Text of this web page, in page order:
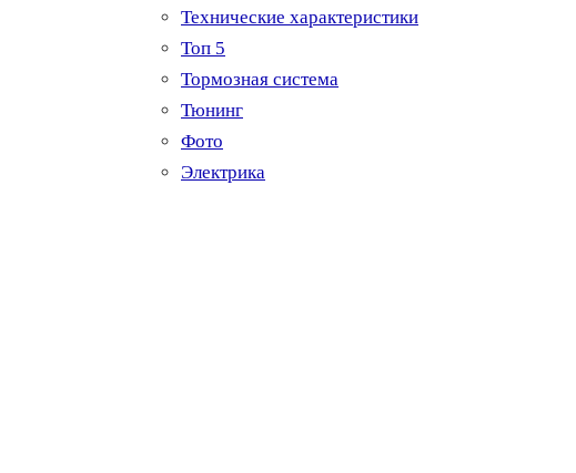
Технические характеристики
Топ 5
Тормозная система
Тюнинг
Фото
Электрика